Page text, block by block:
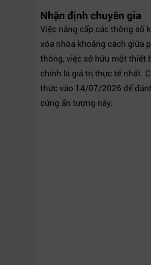
Nhận định chuyên gia
Việc nâng cấp các thông số
xóa nhòa khoảng cách giữa
thông, việc sở hữu một thiết
chính là giá trị thực tế nhất.
thức vào 14/07/2026 để
cứng ấn tượng này.